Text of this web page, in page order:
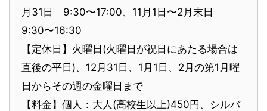
月31日 9:30〜17:00、11月1日〜2月末日
9:30〜16:30
【定休日】火曜日(火曜日が祝日にあたる場合は
直後の平日)、12月31日、1月1日、2月の第1月曜
日からその週の金曜日まで
【料金】個人：大人(高校生以上)450円、シルバ